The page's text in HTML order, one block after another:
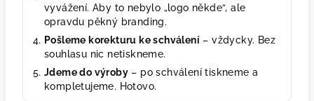
vyvážení. Aby to nebylo „logo někde“, ale
opravdu pěkný branding.
Pošleme korekturu ke schválení – vždycky. Bez
souhlasu nic netiskneme.
Jdeme do výroby – po schválení tiskneme a
kompletujeme. Hotovo.